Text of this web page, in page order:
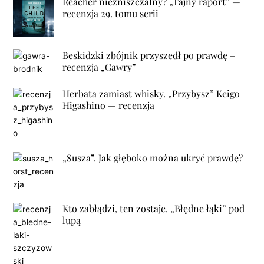
recenzja 29. tomu serii
Beskidzki zbójnik przyszedł po prawdę –
recenzja „Gawry”
Herbata zamiast whisky. „Przybysz” Keigo
Higashino — recenzja
„Susza”. Jak głęboko można ukryć prawdę?
Kto zabłądzi, ten zostaje. „Błędne łąki” pod
lupą